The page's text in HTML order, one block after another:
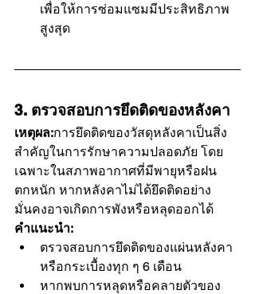
เพื่อให้การซ่อมแซมมีประสิทธิภาพ
สูงสุด
3. ตรวจสอบการยึดติดของหลังคา
เหตุผล:การยึดติดของวัสดุหลังคาเป็นสิ่ง
สำคัญในการรักษาความปลอดภัย โดย
เฉพาะในสภาพอากาศที่มีพายุหรือฝน
ตกหนัก หากหลังคาไม่ได้ยึดติดอย่าง
มั่นคงอาจเกิดการพังหรือหลุดออกได้
คำแนะนำ:
ตรวจสอบการยึดติดของแผ่นหลังคา
หรือกระเบื้องทุก ๆ 6 เดือน
หากพบการหลุดหรือคลายตัวของ